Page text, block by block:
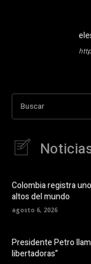
Buscar
Colombia registra
altos del mundo
agosto 6, 2026
Presidente Petro
libertadoras”